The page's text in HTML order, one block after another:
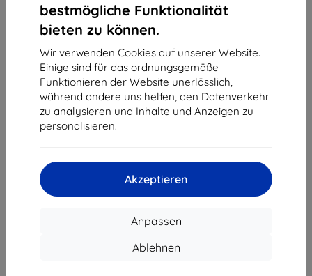
bestmögliche Funktionalität
bieten zu können.
Wir verwenden Cookies auf unserer Website.
Einige sind für das ordnungsgemäße
Funktionieren der Website unerlässlich,
während andere uns helfen, den Datenverkehr
zu analysieren und Inhalte und Anzeigen zu
personalisieren.
Akzeptieren
Anpassen
Ablehnen
Kontakt
info@top4mobile.eu
Schreiben Sie uns
Montag bis Freitag:
Online8:00 - 16:00